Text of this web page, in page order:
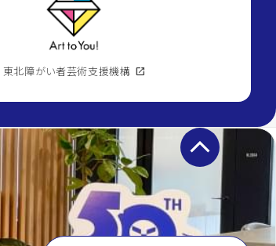
東北障がい者芸術支援機構 open_in_new
keyboard_arrow_up